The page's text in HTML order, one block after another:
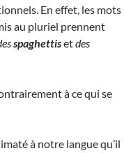
En effet, les mots
au pluriel prennent
spaghettisetdes
à ce qui se
à notre langue qu’il